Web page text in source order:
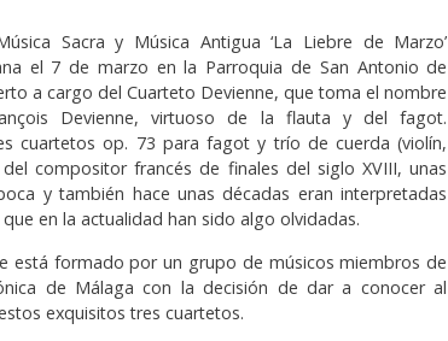
Sacra y Música Antigua ‘La Liebre de Marzo’
el 7 de marzo en la Parroquia de San Antonio de
a cargo del Cuarteto Devienne, que toma el nombre
Devienne, virtuoso de la flauta y del fagot.
cuartetos op. 73 para fagot y trío de cuerda (violín,
compositor francés de finales del siglo XVIII, unas
y también hace unas décadas eran interpretadas
en la actualidad han sido algo olvidadas.
está formado por un grupo de músicos miembros de
de Málaga con la decisión de dar a conocer al
exquisitos tres cuartetos.